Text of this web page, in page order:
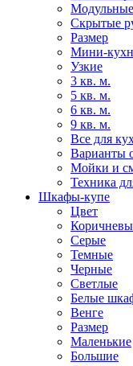
Модульные
Скрытые
Размер
Мини-
Узкие
3 кв. м.
5 кв. м.
6 кв. м.
9 кв. м.
Все для
Варианты
Мойки и
Техника
Шкафы-купе
Цвет
Серые
Темные
Черные
Светлые
Белые
Венге
Размер
Маленькие
Большие